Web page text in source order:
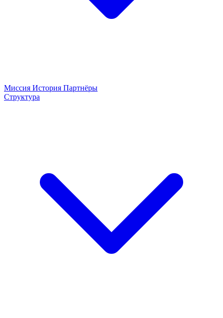
Миссия История Партнёры
Структура